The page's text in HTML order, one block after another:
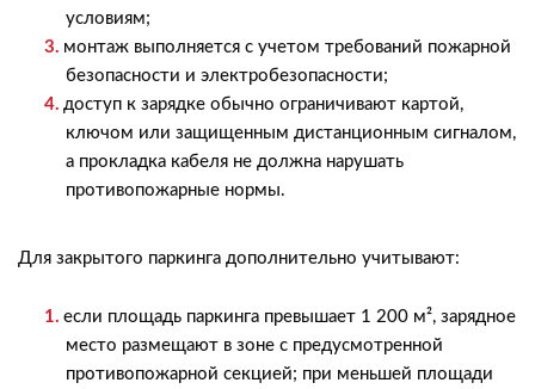
условиям;
монтаж выполняется с учетом требований пожарной
безопасности и электробезопасности;
доступ к зарядке обычно ограничивают картой,
ключом или защищенным дистанционным сигналом,
а прокладка кабеля не должна нарушать
противопожарные нормы.
Для закрытого паркинга дополнительно учитывают:
если площадь паркинга превышает 1 200 м², зарядное
место размещают в зоне с предусмотренной
противопожарной секцией; при меньшей площади